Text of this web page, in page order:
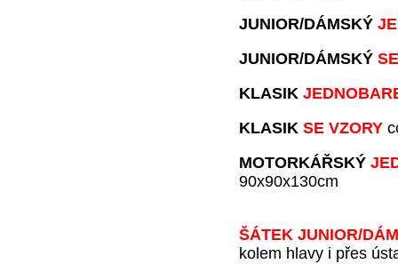
JUNIOR/DÁMSKÝ
JUNIOR/DÁMSKÝ
KLASIK
KLASIK SE VZORY
MOTORKÁŘSKÝ
90x90x130cm
ŠÁTEK JUNIOR/
kolem hlavy i přes